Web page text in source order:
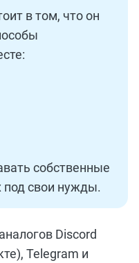
в том, что он
собственные
под свои нужды.
Discord
Telegram и